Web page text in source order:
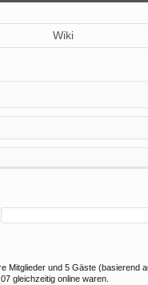
Wiki
Mitglieder und 5 Gäste (basierend
gleichzeitig online waren.